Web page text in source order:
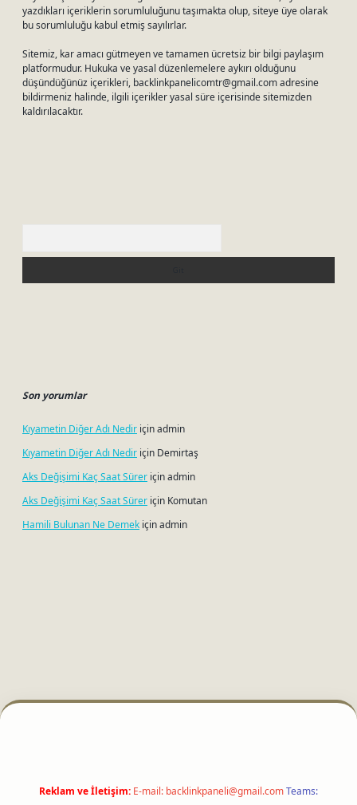
yazdıkları içeriklerin sorumluluğunu taşımakta olup, siteye üye olarak
bu sorumluluğu kabul etmiş sayılırlar.
Sitemiz, kar amacı gütmeyen ve tamamen ücretsiz bir bilgi paylaşım
platformudur. Hukuka ve yasal düzenlemelere aykırı olduğunu
düşündüğünüz içerikleri, backlinkpanelicomtr@gmail.comadresine
bildirmeniz halinde, ilgili içerikler yasal süre içerisinde sitemizden
kaldırılacaktır.
Son yorumlar
Kıyametin Diğer Adı Nedir içinadmin
Kıyametin Diğer Adı Nedir için Demirtaş
Aks Değişimi Kaç Saat Sürer içinadmin
Aks Değişimi Kaç Saat Sürer için Komutan
Hamili Bulunan Ne Demek içinadmin
Reklam ve İletişim: E-mail: backlinkpaneli@gmail.comTeams: